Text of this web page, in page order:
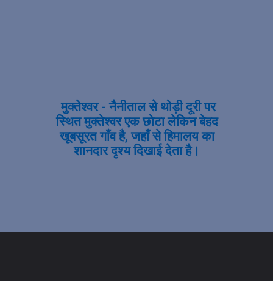
मुक्तेश्वर - नैनीताल से थोड़ी दूरी पर
स्थित मुक्तेश्वर एक छोटा लेकिन बेहद
खूबसूरत गाँव है, जहाँ से हिमालय का
शानदार दृश्य दिखाई देता है।